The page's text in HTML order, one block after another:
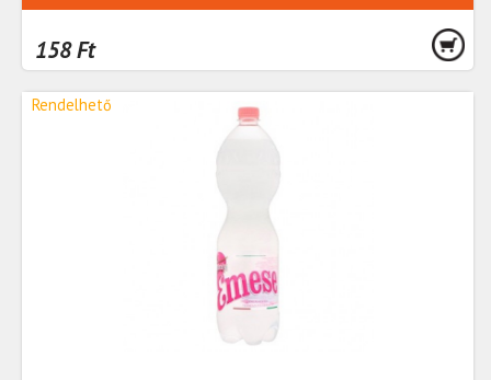
158 Ft
Rendelhető